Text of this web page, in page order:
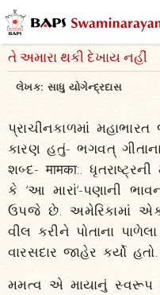
તે અમારા થકી દેખાય નહીં
લેખક: સાધુ યોગેન્દ્રદાસ
પ્રાચીનકાળમાં
કારણ હતું- ભગવત્
શબ્દ- मामका:.
કે ‘આ મારાં‘-પણાની
ઉપજે છે. અમેરિકામાં
વીલ કરીને પોતાના
વારસદાર જાહેર કર્યો
મમત્વ એ માયાનું સ્વરૂપ